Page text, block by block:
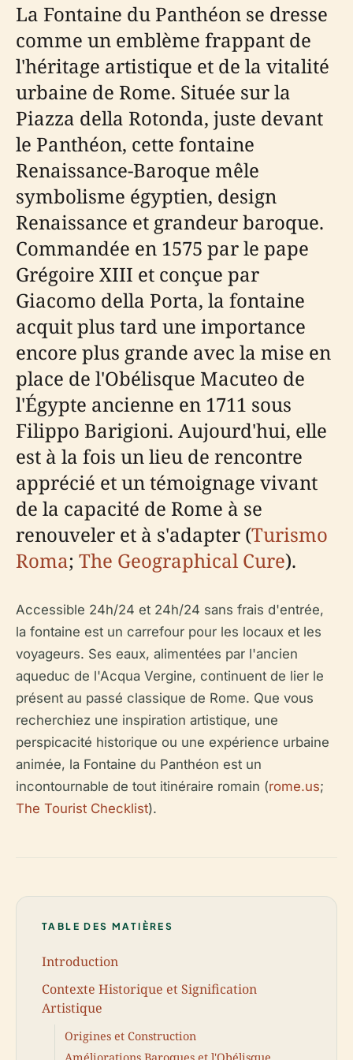
La Fontaine du Panthéon se dresse
comme un emblème frappant de
l'héritage artistique et de la vitalité
urbaine de Rome. Située sur la
Piazza della Rotonda, juste devant
le Panthéon, cette fontaine
Renaissance-Baroque mêle
symbolisme égyptien, design
Renaissance et grandeur baroque.
Commandée en 1575 par le pape
Grégoire XIII et conçue par
Giacomo della Porta, la fontaine
acquit plus tard une importance
encore plus grande avec la mise en
place de l'Obélisque Macuteo de
l'Égypte ancienne en 1711 sous
Filippo Barigioni. Aujourd'hui, elle
est à la fois un lieu de rencontre
apprécié et un témoignage vivant
de la capacité de Rome à se
renouveler et à s'adapter (Turismo
Roma; The Geographical Cure).
Accessible 24h/24 et 24h/24 sans frais d'entrée,
la fontaine est un carrefour pour les locaux et les
voyageurs. Ses eaux, alimentées par l'ancien
aqueduc de l'Acqua Vergine, continuent de lier le
présent au passé classique de Rome. Que vous
recherchiez une inspiration artistique, une
perspicacité historique ou une expérience urbaine
animée, la Fontaine du Panthéon est un
incontournable de tout itinéraire romain (rome.us;
The Tourist Checklist).
TABLE DES MATIÈRES
Introduction
Contexte Historique et Signification
Artistique
Origines et Construction